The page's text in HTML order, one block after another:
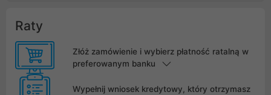
Raty
Złóż zamówienie i wybierz płatność ratalną w
preferowanym banku
Wypełnij wniosek kredytowy, który otrzymasz